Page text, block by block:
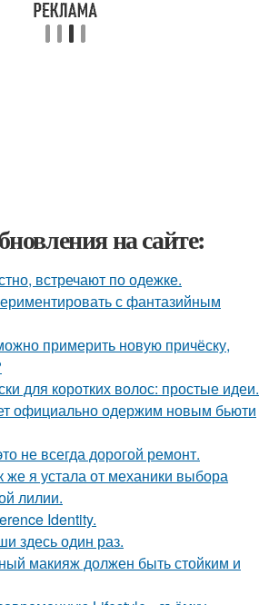
на сайте:
встречают по одежке.
с фантазийным
примерить новую причёску,
для коротких волос: простые идеи.
официально одержим новым бьюти
не всегда дорогой ремонт.
же я устала от механики выбора
лилии.
Identity.
здесь один раз.
макияж должен быть стойким и